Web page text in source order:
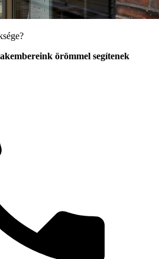
örömmel segítenek